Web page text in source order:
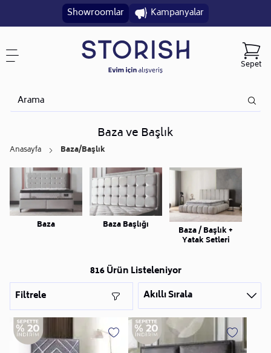
Showroomlar Kampanyalar
Sepet
Baza ve Başlık
Anasayfa Baza/başlık
Baza Baza Başlığı Baza / Başlık +
Yatak Setleri
816 Ürün Listeleniyor
Filtrele
Akıllı Sırala